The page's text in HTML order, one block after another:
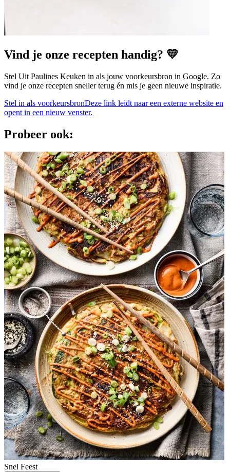
Vind je onze recepten handig? 💛
Stel Uit Paulines Keuken in als jouw voorkeursbron in Google. Zo
vind je onze recepten sneller terug én mis je geen nieuwe inspiratie.
Stel in als voorkeursbronDeze link leidt naar een externe website en
opent in een nieuw venster.
Probeer ook:
Snel Feest